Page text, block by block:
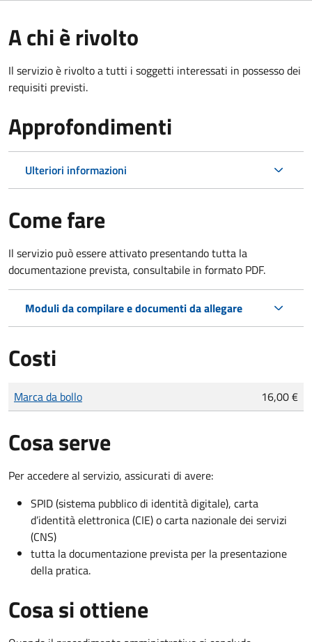
A chi è rivolto
Il servizio è rivolto a tutti i soggetti interessati in possesso dei
requisiti previsti.
Approfondimenti
Ulteriori informazioni
Come fare
Il servizio può essere attivato presentando tutta la
documentazione prevista, consultabile in formato PDF.
Moduli da compilare e documenti da allegare
Costi
Tipo di pagamento
Importo
Marca da bollo 16,00 €
Cosa serve
Per accedere al servizio, assicurati di avere:
SPID (sistema pubblico di identità digitale), carta
d’identità elettronica (CIE) o carta nazionale dei servizi
(CNS)
tutta la documentazione prevista per la presentazione
della pratica.
Cosa si ottiene